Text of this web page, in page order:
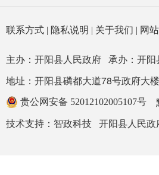
联系方式 | 隐私说明 | 关于我们 | 网
主办：开阳县人民政府 承办：开阳
地址：开阳县磷都大道78号政府
贵公网安备 52012102005107号
技术支持： 智政科技 开阳县人民